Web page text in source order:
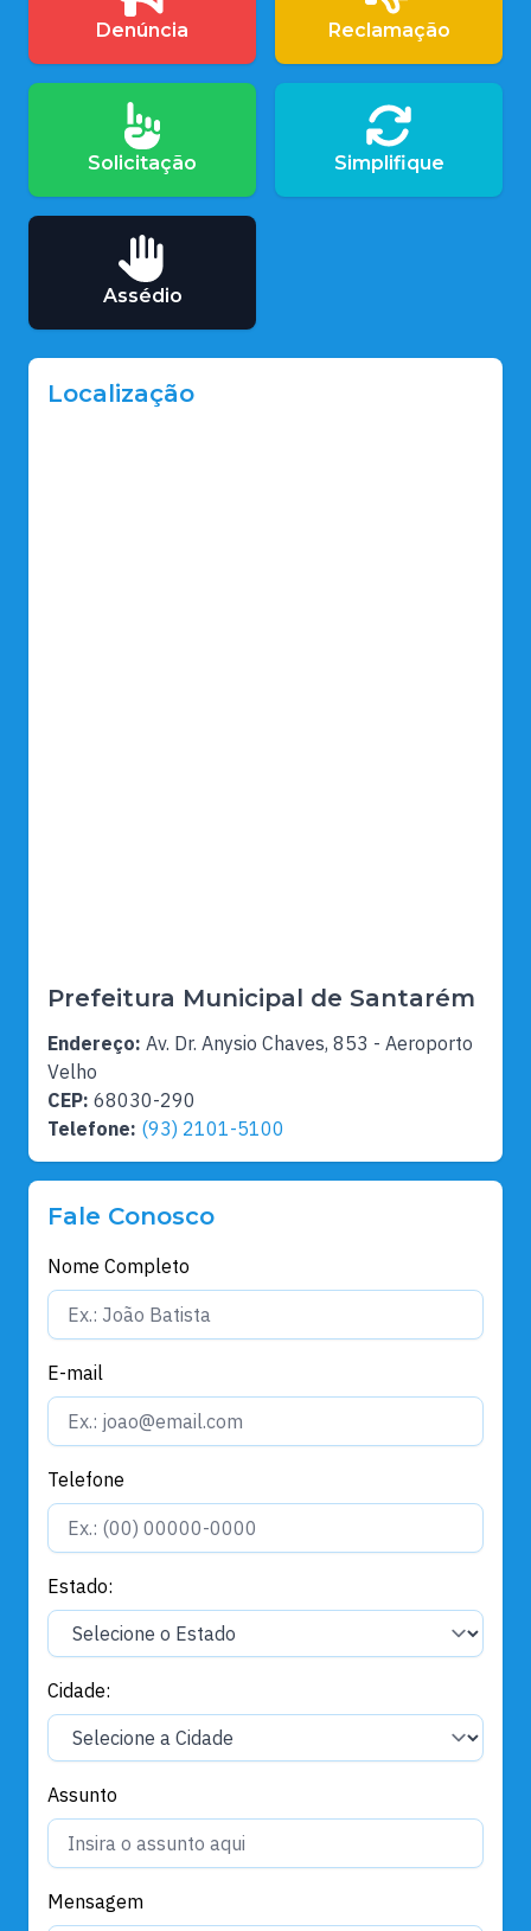
Denúncia Reclamação
Solicitação Simplifique
Assédio
Localização
Prefeitura Municipal de Santarém
Endereço: Av. Dr. Anysio Chaves, 853 - Aeroporto
Velho
CEP: 68030-290
Telefone: (93) 2101-5100
Fale Conosco
Nome Completo
E-mail
Telefone
Estado:
Cidade:
Assunto
Mensagem